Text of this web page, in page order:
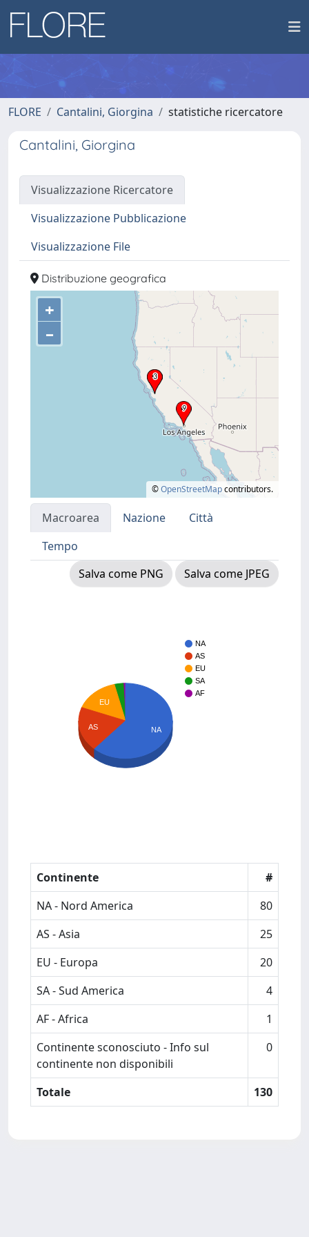
FLORE Cantalini, Giorgina statistiche ricercatore
Cantalini, Giorgina
Visualizzazione Ricercatore
Visualizzazione Pubblicazione
Visualizzazione File
Distribuzione geografica
+
–
©OpenStreetMapcontributors.
Macroarea Nazione
Città
Tempo
Salva come PNG
Salva come JPEG
NA
AS
EU
SA
AF
EU
AS NA
Continente
#
NA - Nord America
80
AS - Asia
25
EU - Europa
20
SA - Sud America
4
AF - Africa
1
Continente sconosciuto - Info sul
continente non disponibili
0
Totale 130